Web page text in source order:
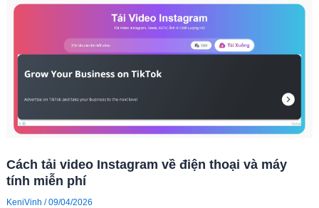
Cách tải video Instagram về điện thoại và máy
tính miễn phí
KeniVinh /09/04/2026